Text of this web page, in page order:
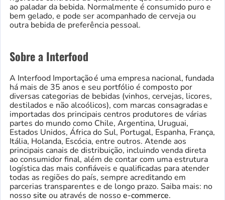
ao paladar da bebida. Normalmente é consumido puro e
bem gelado, e pode ser acompanhado de cerveja ou
outra bebida de preferência pessoal.
Sobre a Interfood
A Interfood Importação é uma empresa nacional, fundada
há mais de 35 anos e seu portfólio é composto por
diversas categorias de bebidas (vinhos, cervejas, licores,
destilados e não alcoólicos), com marcas consagradas e
importadas dos principais centros produtores de várias
partes do mundo como Chile, Argentina, Uruguai,
Estados Unidos, África do Sul, Portugal, Espanha, França,
Itália, Holanda, Escócia, entre outros. Atende aos
principais canais de distribuição, incluindo venda direta
ao consumidor final, além de contar com uma estrutura
logística das mais confiáveis e qualificadas para atender
todas as regiões do país, sempre acreditando em
parcerias transparentes e de longo prazo. Saiba mais: no
nosso site ou através de nossoe-commerce.